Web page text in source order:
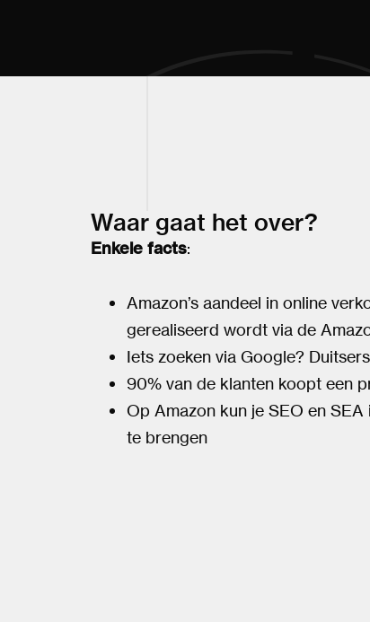
Waar gaat het over?
Enkele facts:
Amazon’s aandeel in online
gerealiseerd wordt via de
Iets zoeken via Google?
90% van de klanten koopt een
Op Amazon kun je SEO en
te brengen